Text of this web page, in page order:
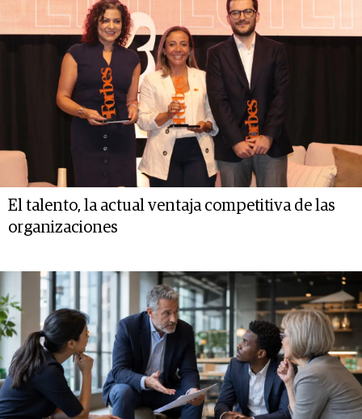
El talento, la actual ventaja competitiva de las
organizaciones